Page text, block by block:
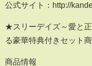
公式サイト：http://
★スリーデイズ～愛と
る豪華特典付きセット
商品情報